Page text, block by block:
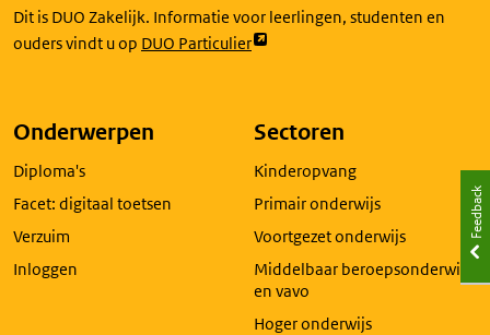
Dit is DUO Zakelijk. Informatie voor leerlingen, studenten en
ouders vindt u op DUO Particulier
Link
in
nieuw
Onderwerpen
Diploma's
Facet: digitaal toetsen
Verzuim
Inloggen
Sectoren
Kinderopvang
Primair onderwijs
Voortgezet onderwijs
Middelbaar beroepsonderwijs
en vavo
Hoger onderwijs
Feedback